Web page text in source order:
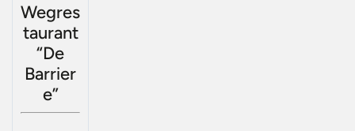
Wegres
taurant
“De
Barrier
e”